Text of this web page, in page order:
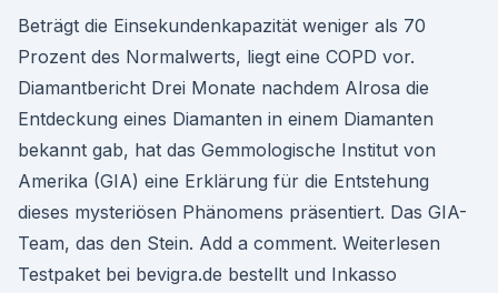
Beträgt die Einsekundenkapazität weniger als 70
Prozent des Normalwerts, liegt eine COPD vor.
Diamantbericht Drei Monate nachdem Alrosa die
Entdeckung eines Diamanten in einem Diamanten
bekannt gab, hat das Gemmologische Institut von
Amerika (GIA) eine Erklärung für die Entstehung
dieses mysteriösen Phänomens präsentiert. Das GIA-
Team, das den Stein. Add a comment. Weiterlesen
Testpaket bei bevigra.de bestellt und Inkasso